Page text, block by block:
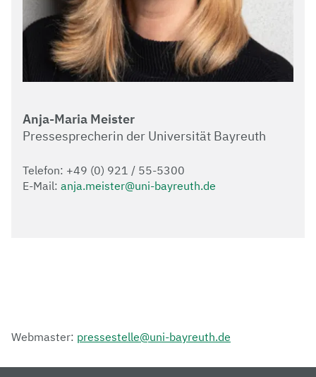
Anja-Maria Meister
Pressesprecherin der Universität Bayreuth
Telefon: +49 (0) 921 / 55-5300
E-Mail: anja.meister@uni-bayreuth.de
Webmaster: pressestelle@uni-bayreuth.de